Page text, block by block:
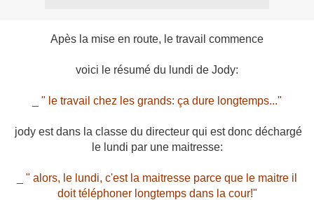
Apès la mise en route, le travail commence
voici le résumé du lundi de Jody:
_ " le travail chez les grands: ça dure longtemps..."
jody est dans la classe du directeur qui est donc déchargé
le lundi par une maitresse:
_ " alors, le lundi, c'est la maitresse parce que le maitre il
doit téléphoner longtemps dans la cour!"